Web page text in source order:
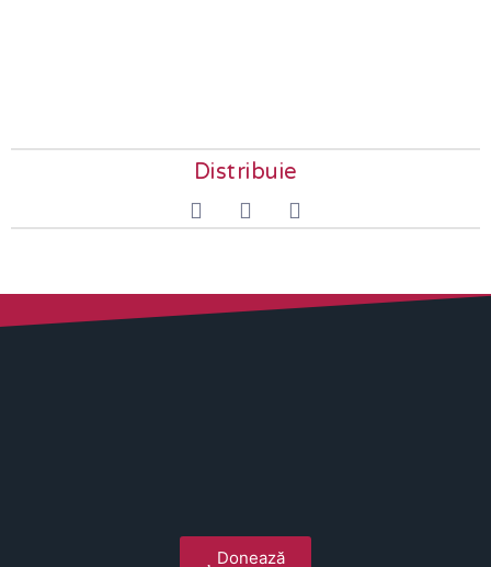
Distribuie
Donează